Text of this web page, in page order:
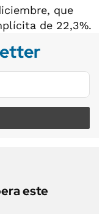
que
de 22,3%.
este